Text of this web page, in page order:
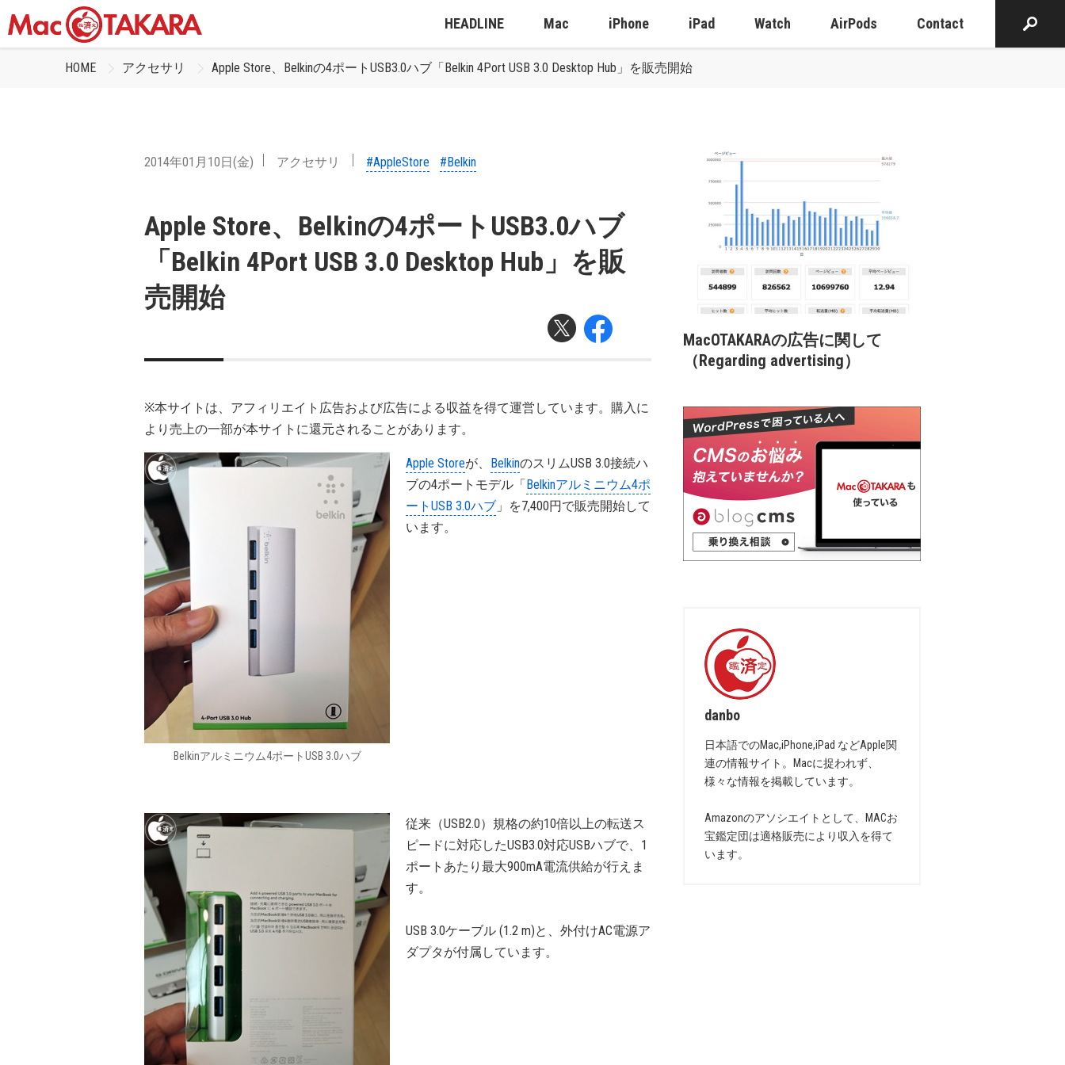
HEADLINE Mac iPhone iPad Watch AirPods Contact
HOME アクセサリ Apple Store、Belkinの4ポートUSB3.0ハブ「Belkin 4Port USB 3.0 Desktop Hub」を販売開始
2014年01月10日(金) アクセサリ #AppleStore #Belkin
Apple Store、Belkinの4ポートUSB3.0ハブ
「Belkin 4Port USB 3.0 Desktop Hub」を販
売開始
※本サイトは、アフィリエイト広告および広告による収益を得て運営しています。購入に
より売上の一部が本サイトに還元されることがあります。
Belkinアルミニウム4ポートUSB 3.0ハブ
Apple Storeが、 BelkinのスリムUSB 3.0接続ハ
ブの4ポートモデル「Belkinアルミニウム4ポ
ートUSB 3.0ハブ 」を7,400円で販売開始して
います。
従来（USB2.0）規格の約10倍以上の転送ス
ピードに対応したUSB3.0対応USBハブで、1
ポートあたり最大900mA電流供給が行えま
す。
USB 3.0ケーブル (1.2 m)と、外付けAC電源ア
ダプタが付属しています。
MacOTAKARAの広告に関して
（Regarding advertising）
danbo
日本語でのMac,iPhone,iPad などApple関
連の情報サイト。Macに捉われず、
様々な情報を掲載しています。
Amazonのアソシエイトとして、MACお
宝鑑定団は適格販売により収入を得て
います。